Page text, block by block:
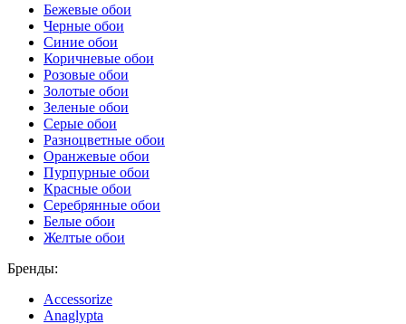
Бежевые обои
Черные обои
Синие обои
Коричневые обои
Розовые обои
Золотые обои
Зеленые обои
Серые обои
Разноцветные обои
Оранжевые обои
Пурпурные обои
Красные обои
Серебрянные обои
Белые обои
Желтые обои
Бренды:
Accessorize
Anaglypta